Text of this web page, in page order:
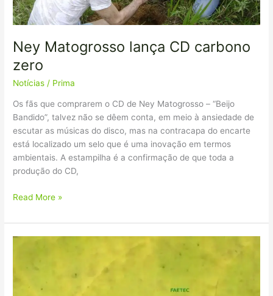
Ney Matogrosso lança CD carbono
zero
Notícias / Prima
Os fãs que comprarem o CD de Ney Matogrosso – “Beijo
Bandido”, talvez não se dêem conta, em meio à ansiedade de
escutar as músicas do disco, mas na contracapa do encarte
está localizado um selo que é uma inovação em termos
ambientais. A estampilha é a confirmação de que toda a
produção do CD,
Read More »
Carbono
FAETEC